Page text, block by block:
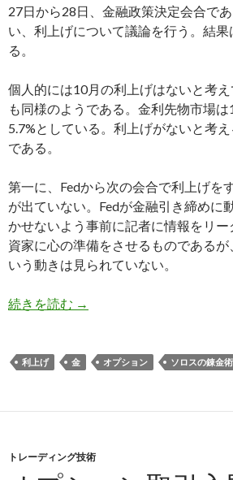
27日から28日、金融政策決定会合で
い、利上げについて議論を行う。結
る。
個人的には10月の利上げはないと考
も同様のようである。金利先物市場
5.7%としている。利上げがないと考
である。
第一に、Fedから次の会合で利上げを
が出ていない。Fedが金融引き締めに
かせないよう事前に記者に情報をリ
資家に心の準備をさせるものであるが
いう動きは見られていない。
続きを読む 米国利上げ: 10月の
→
利上げ 金 オプション ソロスの錬金術
トレーディング技術